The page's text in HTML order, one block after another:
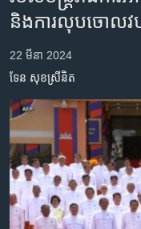
ចូល​
ទំព័រ​
ព័ត៌មាន​​
ម្តង
រំលង​
និង​
ចូល​
ទៅ​
ទំព័រ​
អាមេរិក
ហេឡូវីអូអេ
កម្ពុជាច្នៃប្រតិដ្ឋ
ព្រឹត្តិការណ៍ព័ត៌មាន
ទូរទស្សន៍ / វីដេអូ​
វិទ្យុ / ផតខាសថ៍
កម្មវិធីទាំងអស់
និងការលុបចោលវ
22 មីនា 2024
ទែន សុខស្រីនិត
No